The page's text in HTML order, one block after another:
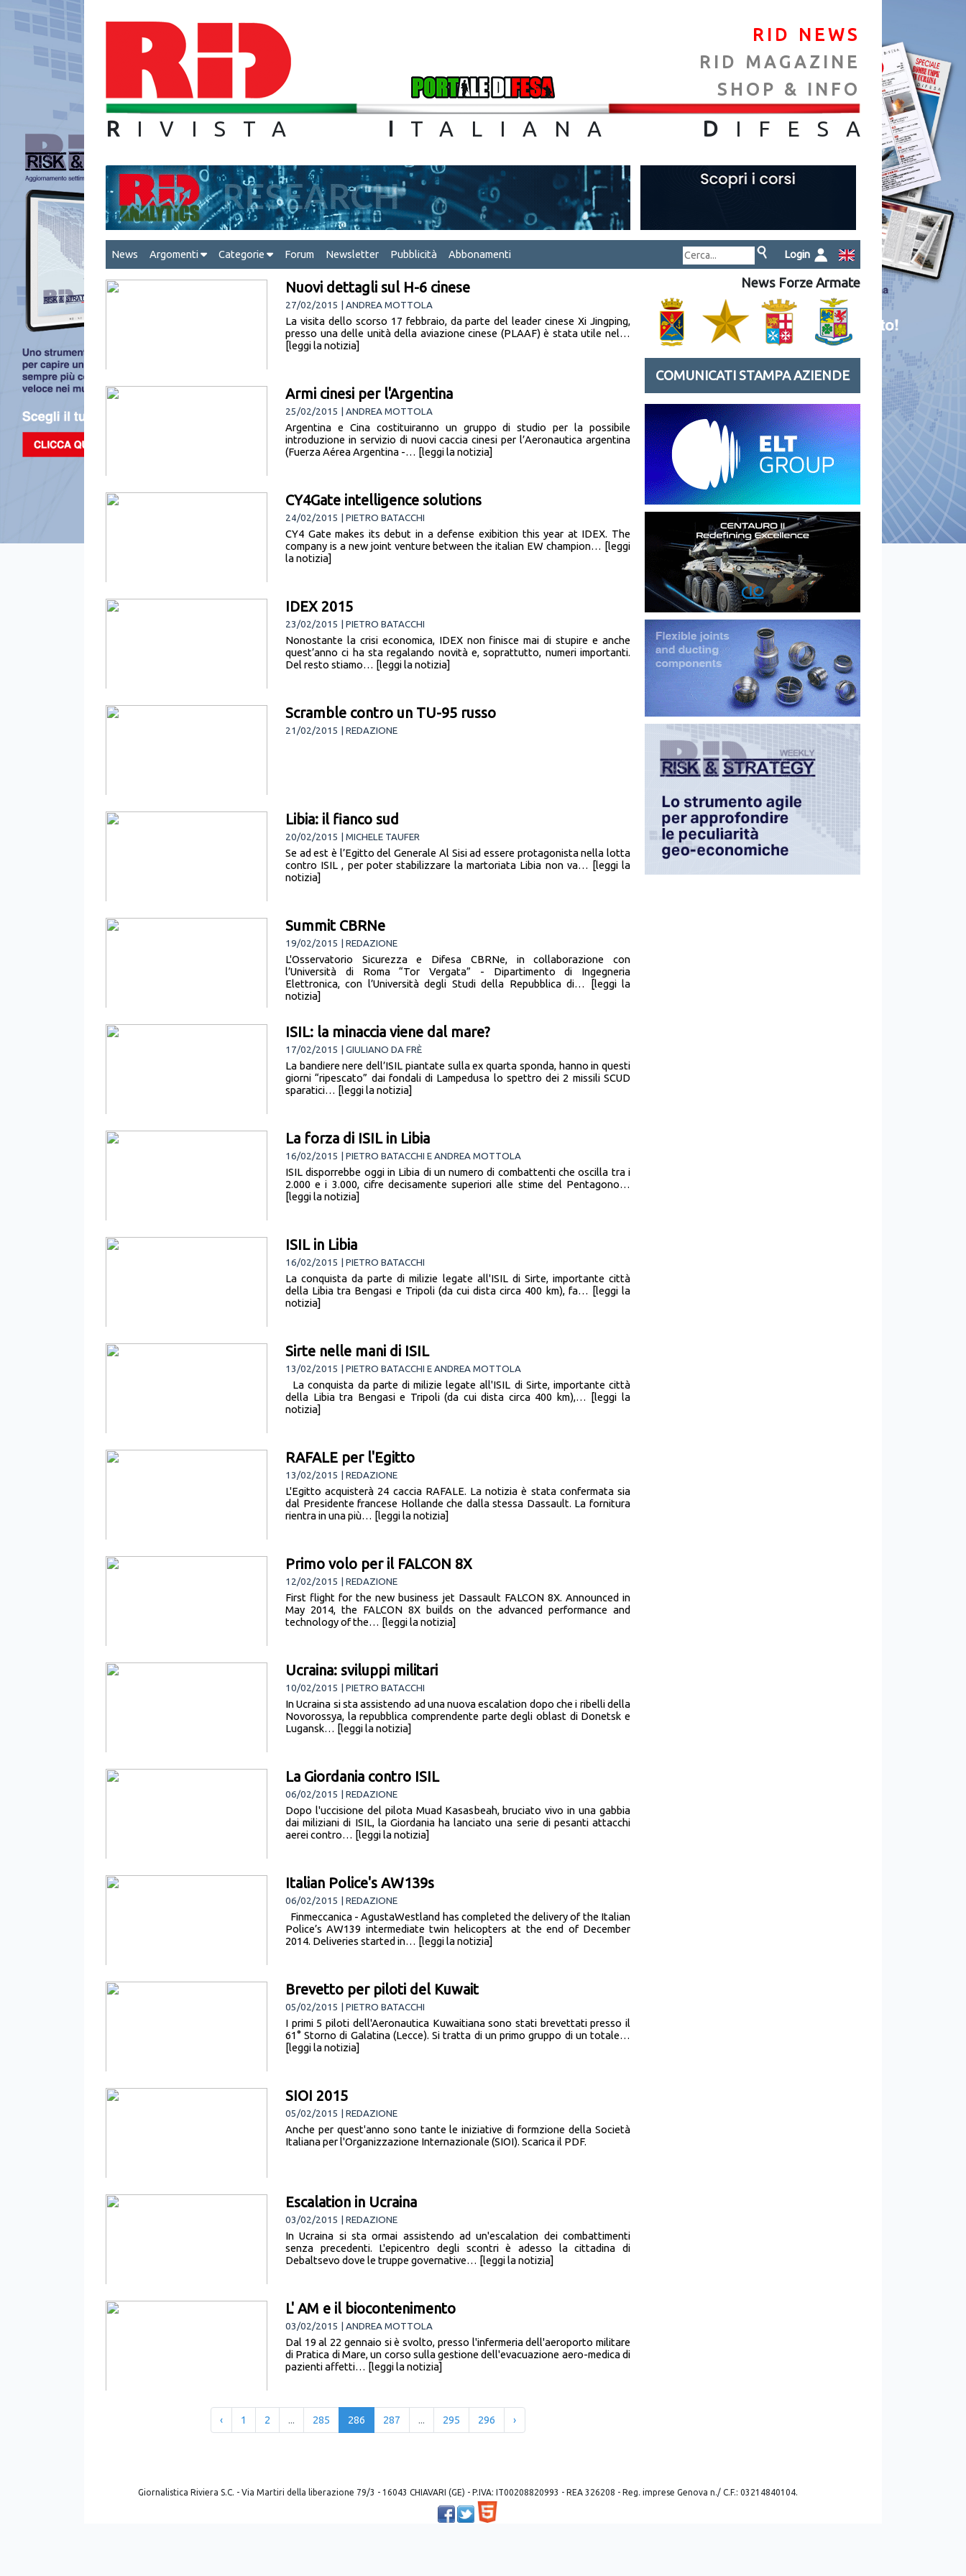
RID NEWS
RID MAGAZINE
SHOP & INFO
R IVISTA I TALIANA D IFES A
News Argomenti Categorie Forum Newsletter Pubblicità Abbonamenti Login
Nuovi dettagli sul H-6 cinese
27/02/2015 | ANDREA MOTTOLA
La visita dello scorso 17 febbraio, da parte del leader cinese Xi Jingping,
presso una delle unità della aviazione cinese (PLAAF) è stata utile nel…
[leggi la notizia]
Armi cinesi per l'Argentina
25/02/2015 | ANDREA MOTTOLA
Argentina e Cina costituiranno un gruppo di studio per la possibile
introduzione in servizio di nuovi caccia cinesi per l’Aeronautica argentina
(Fuerza Aérea Argentina -… [leggi la notizia]
CY4Gate intelligence solutions
24/02/2015 | PIETRO BATACCHI
CY4 Gate makes its debut in a defense exibition this year at IDEX. The
company is a new joint venture between the italian EW champion… [leggi
la notizia]
IDEX 2015
23/02/2015 | PIETRO BATACCHI
Nonostante la crisi economica, IDEX non finisce mai di stupire e anche
quest’anno ci ha sta regalando novità e, soprattutto, numeri importanti.
Del resto stiamo… [leggi la notizia]
Scramble contro un TU-95 russo
21/02/2015 | REDAZIONE
Libia: il fianco sud
20/02/2015 | MICHELE TAUFER
Se ad est è l’Egitto del Generale Al Sisi ad essere protagonista nella lotta
contro ISIL , per poter stabilizzare la martoriata Libia non va… [leggi la
notizia]
Summit CBRNe
19/02/2015 | REDAZIONE
L'Osservatorio Sicurezza e Difesa CBRNe, in collaborazione con
l’Università di Roma “Tor Vergata” - Dipartimento di Ingegneria
Elettronica, con l’Università degli Studi della Repubblica di… [leggi la
notizia]
ISIL: la minaccia viene dal mare?
17/02/2015 | GIULIANO DA FRÈ
La bandiere nere dell’ISIL piantate sulla ex quarta sponda, hanno in questi
giorni “ripescato” dai fondali di Lampedusa lo spettro dei 2 missili SCUD
sparatici… [leggi la notizia]
La forza di ISIL in Libia
16/02/2015 | PIETRO BATACCHI E ANDREA MOTTOLA
ISIL disporrebbe oggi in Libia di un numero di combattenti che oscilla tra i
2.000 e i 3.000, cifre decisamente superiori alle stime del Pentagono…
[leggi la notizia]
ISIL in Libia
16/02/2015 | PIETRO BATACCHI
La conquista da parte di milizie legate all'ISIL di Sirte, importante città
della Libia tra Bengasi e Tripoli (da cui dista circa 400 km), fa… [leggi la
notizia]
Sirte nelle mani di ISIL
13/02/2015 | PIETRO BATACCHI E ANDREA MOTTOLA
La conquista da parte di milizie legate all'ISIL di Sirte, importante città
della Libia tra Bengasi e Tripoli (da cui dista circa 400 km),… [leggi la
notizia]
RAFALE per l'Egitto
13/02/2015 | REDAZIONE
L'Egitto acquisterà 24 caccia RAFALE. La notizia è stata confermata sia
dal Presidente francese Hollande che dalla stessa Dassault. La fornitura
rientra in una più… [leggi la notizia]
Primo volo per il FALCON 8X
12/02/2015 | REDAZIONE
First flight for the new business jet Dassault FALCON 8X. Announced in
May 2014, the FALCON 8X builds on the advanced performance and
technology of the… [leggi la notizia]
Ucraina: sviluppi militari
10/02/2015 | PIETRO BATACCHI
In Ucraina si sta assistendo ad una nuova escalation dopo che i ribelli della
Novorossya, la repubblica comprendente parte degli oblast di Donetsk e
Lugansk… [leggi la notizia]
La Giordania contro ISIL
06/02/2015 | REDAZIONE
Dopo l'uccisione del pilota Muad Kasasbeah, bruciato vivo in una gabbia
dai miliziani di ISIL, la Giordania ha lanciato una serie di pesanti attacchi
aerei contro… [leggi la notizia]
Italian Police's AW139s
06/02/2015 | REDAZIONE
Finmeccanica - AgustaWestland has completed the delivery of the Italian
Police’s AW139 intermediate twin helicopters at the end of December
2014. Deliveries started in… [leggi la notizia]
Brevetto per piloti del Kuwait
05/02/2015 | PIETRO BATACCHI
I primi 5 piloti dell'Aeronautica Kuwaitiana sono stati brevettati presso il
61° Storno di Galatina (Lecce). Si tratta di un primo gruppo di un totale…
[leggi la notizia]
SIOI 2015
05/02/2015 | REDAZIONE
Anche per quest'anno sono tante le iniziative di formzione della Società
Italiana per l'Organizzazione Internazionale (SIOI). Scarica il PDF.
Escalation in Ucraina
03/02/2015 | REDAZIONE
In Ucraina si sta ormai assistendo ad un'escalation dei combattimenti
senza precedenti. L'epicentro degli scontri è adesso la cittadina di
Debaltsevo dove le truppe governative… [leggi la notizia]
L' AM e il biocontenimento
03/02/2015 | ANDREA MOTTOLA
Dal 19 al 22 gennaio si è svolto, presso l'infermeria dell'aeroporto militare
di Pratica di Mare, un corso sulla gestione dell'evacuazione aero-medica di
pazienti affetti… [leggi la notizia]
‹ 1 2 ... 285 286 287 ... 295 296 ›
News Forze Armate
COMUNICATI STAMPA AZIENDE
Giornalistica Riviera S.C. - Via Martiri della liberazione 79/3 - 16043 CHIAVARI (GE) - P.IVA: IT00208820993 - REA 326208 - Reg. imprese Genova n./ C.F.: 03214840104.